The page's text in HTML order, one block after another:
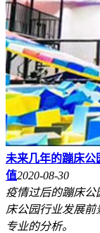
未来几年的蹦床
值2020-08-30
疫情过后的蹦床
床公园行业发展
专业的分析。